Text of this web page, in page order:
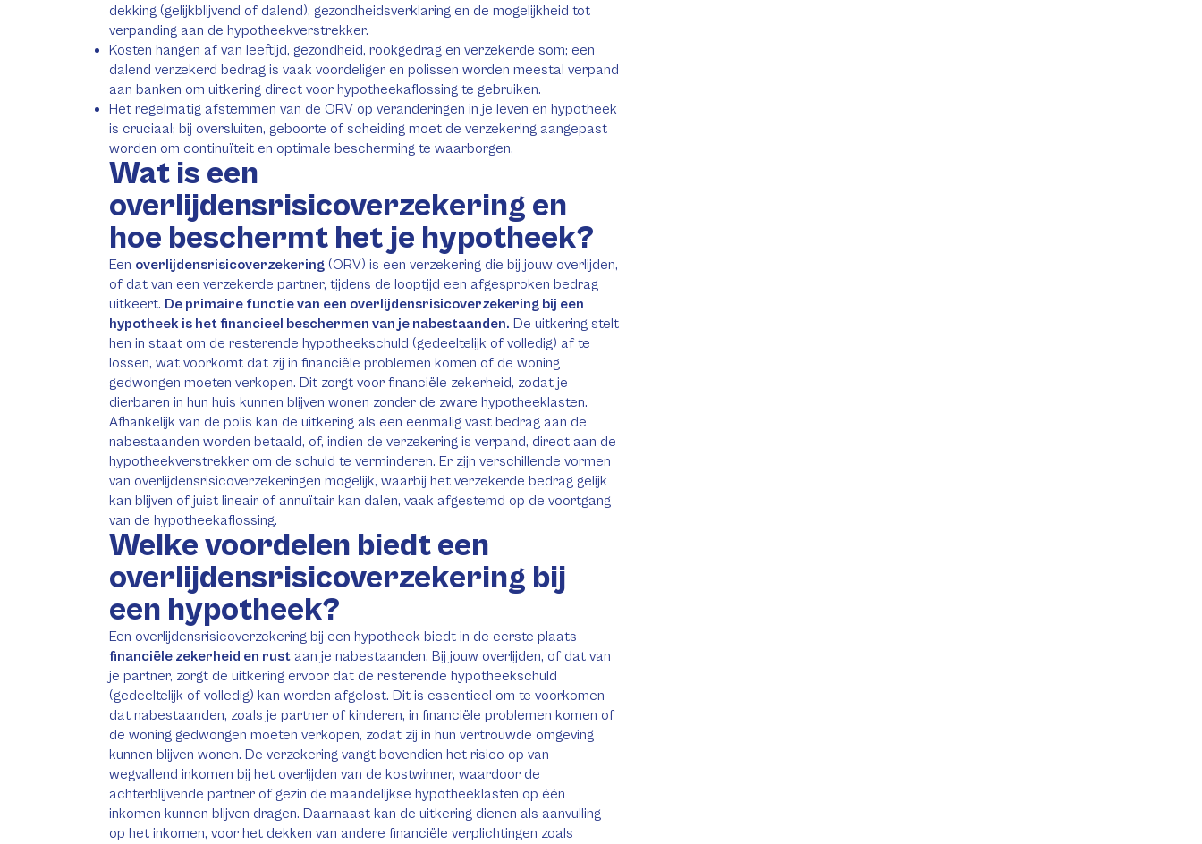
dekking (gelijkblijvend of dalend), gezondheidsverklaring en de mogelijkheid tot
verpanding aan de hypotheekverstrekker.
Kosten hangen af van leeftijd, gezondheid, rookgedrag en verzekerde som; een
dalend verzekerd bedrag is vaak voordeliger en polissen worden meestal verpand
aan banken om uitkering direct voor hypotheekaflossing te gebruiken.
Het regelmatig afstemmen van de ORV op veranderingen in je leven en hypotheek
is cruciaal; bij oversluiten, geboorte of scheiding moet de verzekering aangepast
worden om continuïteit en optimale bescherming te waarborgen.
Wat is een
overlijdensrisicoverzekering en
hoe beschermt het je hypotheek?
Een overlijdensrisicoverzekering (ORV) is een verzekering die bij jouw overlijden,
of dat van een verzekerde partner, tijdens de looptijd een afgesproken bedrag
uitkeert. De primaire functie van een overlijdensrisicoverzekering bij een
hypotheek is het financieel beschermen van je nabestaanden. De uitkering stelt
hen in staat om de resterende hypotheekschuld (gedeeltelijk of volledig) af te
lossen, wat voorkomt dat zij in financiële problemen komen of de woning
gedwongen moeten verkopen. Dit zorgt voor financiële zekerheid, zodat je
dierbaren in hun huis kunnen blijven wonen zonder de zware hypotheeklasten.
Afhankelijk van de polis kan de uitkering als een eenmalig vast bedrag aan de
nabestaanden worden betaald, of, indien de verzekering is verpand, direct aan de
hypotheekverstrekker om de schuld te verminderen. Er zijn verschillende vormen
van overlijdensrisicoverzekeringen mogelijk, waarbij het verzekerde bedrag gelijk
kan blijven of juist lineair of annuïtair kan dalen, vaak afgestemd op de voortgang
van de hypotheekaflossing.
Welke voordelen biedt een
overlijdensrisicoverzekering bij
een hypotheek?
Een overlijdensrisicoverzekering bij een hypotheek biedt in de eerste plaats
financiële zekerheid en rust aan je nabestaanden. Bij jouw overlijden, of dat van
je partner, zorgt de uitkering ervoor dat de resterende hypotheekschuld
(gedeeltelijk of volledig) kan worden afgelost. Dit is essentieel om te voorkomen
dat nabestaanden, zoals je partner of kinderen, in financiële problemen komen of
de woning gedwongen moeten verkopen, zodat zij in hun vertrouwde omgeving
kunnen blijven wonen. De verzekering vangt bovendien het risico op van
wegvallend inkomen bij het overlijden van de kostwinner, waardoor de
achterblijvende partner of gezin de maandelijkse hypotheeklasten op één
inkomen kunnen blijven dragen. Daarnaast kan de uitkering dienen als aanvulling
op het inkomen, voor het dekken van andere financiële verplichtingen zoals